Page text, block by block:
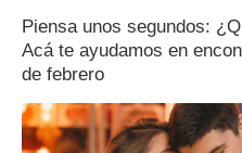
Piensa unos segundos:
Acá te ayudamos en
de febrero